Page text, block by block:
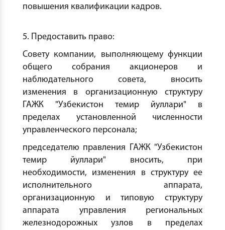
повышения квалификации кадров.
5. Предоставить право:
Совету компании, выполняющему функции
общего собрания акционеров и
наблюдательного совета, вносить
изменения в организационную структуру
ГАЖК "Узбекистон темир йуллари" в
пределах установленной численности
управленческого персонала;
председателю правления ГАЖК "Узбекистон
темир йуллари" вносить, при
необходимости, изменения в структуру ее
исполнительного аппарата,
организационную и типовую структуру
аппарата управления региональных
железнодорожных узлов в пределах